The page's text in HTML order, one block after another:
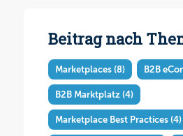
Beitrag nach
Marketplaces (8) B2B
B2B Marktplatz (4)
Marketplace Best Practices (4)